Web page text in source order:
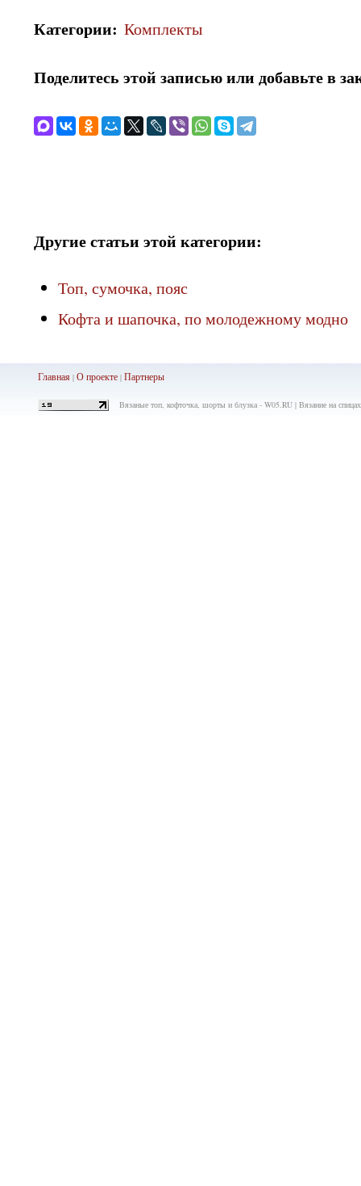
Категории: Комплекты
Поделитесь этой записью или добавьте в
Другие статьи этой категории:
Топ, сумочка, пояс
Кофта и шапочка, по молодежному модно
Главная| О проекте| Партнеры
Вязаные топ, кофточка, шорты и блузка - W05.RU | Вязание на